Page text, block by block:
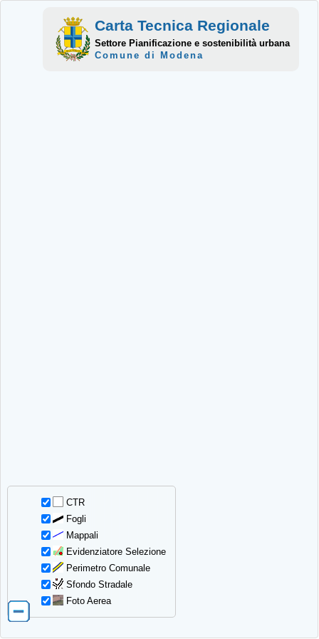
CTR
Fogli
Mappali
Evidenziatore Selezione
Perimetro Comunale
Sfondo Stradale
Foto Aerea
Carta Tecnica Regionale
Settore Pianificazione e sostenibilità urbana
Comune di Modena